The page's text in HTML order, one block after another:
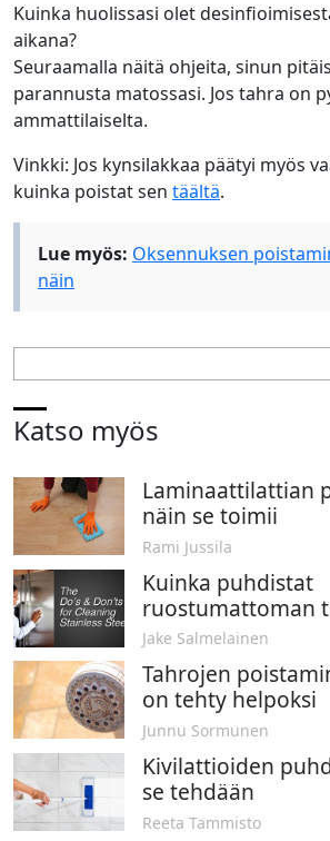
Kuinka huolissasi olet
aikana?
Seuraamalla näitä ohjeita, sinun
parannusta matossasi. Jos tahra on
ammattilaiselta.
Vinkki: Jos kynsilakkaa päätyi myös
kuinka poistat sen täältä.
Lue myös: Oksennuksen
näin
Katso myös
Laminaattilattian
näin se toimii
Rami Jussila
Kuinka puhdistat
ruostumattoman
Jake Salmelainen
Tahrojen
on tehty helpoksi
Junnu Sormunen
Kivilattioiden
se tehdään
Reeta Tammisto